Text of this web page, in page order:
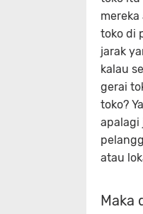
toko di
jarak
kalau
gerai
toko?
apalagi
atau
Maka